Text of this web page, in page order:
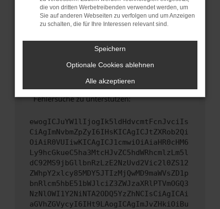
Sicherheitsrisiko, sondern kann auch dazu
führen, dass bestimmte Funktionen nicht mehr
unterstützt werden.
Wende dich an den Webseitenbetreiber.
Wenn du alle oben genannten Schritte versucht
hast, kontaktiere uns bitte. Wir werden
versuchen, das Problem zu beheben. Du kannst
uns diesen Text schicken, um uns bei der
Fehlersuche zu unterstützen:
ewogICJuYW1lIjogIk5ldHdvcmtFcnJvciIs
CiAgImNvbmZpZyI6IHsKICAgICJtZXRob2Qi
OiAiR0VUIiwKICAgICJ1cmwiOiAiaHR0cHM6
Ly9hcGkueC5ha3MtcHJvZC5hdWRhcmlzLm5l
dC92MS9jbGllbnRzLzE2NzUvd2Vic2l0ZS12
ZWhpY2xlcy85MDY5JTIzMjQwMD9maWVsZD1p
bnRlcm5hbE51bWJlciZ3ZWJzaXRlPTVmOGQ3
NzNlOWI1Y2NiNTA2ODQ5YzZhNCIsCiAgICAi
aGVhZGVycyI6IHt9LAogICAgImJvZHkiOiBu
die von dritten Werbetreibenden verwendet werden, um
Sie auf anderen Webseiten zu verfolgen und um Anzeigen
zu schalten, die für Ihre Interessen relevant sind.
Speichern
Optionale Cookies ablehnen
Alle akzeptieren